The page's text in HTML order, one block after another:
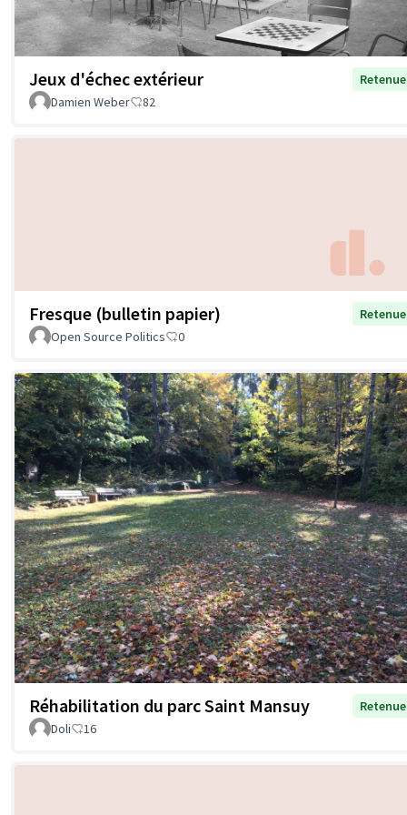
Jeux d'échec extérieur
Retenue
Damien Weber
82
Fresque (bulletin papier)
Retenue
Open Source Politics
0
Réhabilitation du parc Saint Mansuy
Retenue
Doli
16